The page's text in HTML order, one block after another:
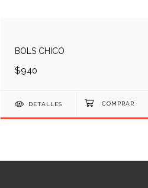
BOLS CHICO
$940
DETALLES